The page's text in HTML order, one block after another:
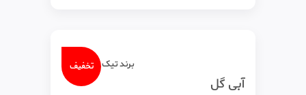
تخفیفبرند تیک‌ تاک
آبی گل